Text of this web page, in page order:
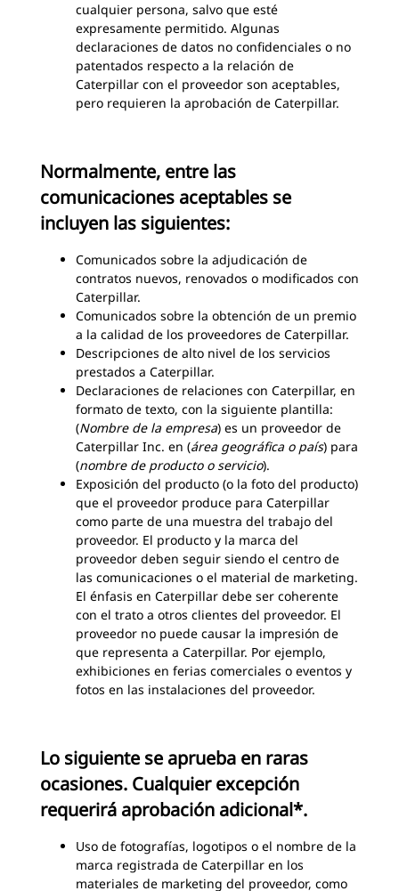
cualquier persona, salvo que esté
expresamente permitido. Algunas
declaraciones de datos no confidenciales o no
patentados respecto a la relación de
Caterpillar con el proveedor son aceptables,
pero requieren la aprobación de Caterpillar.
Normalmente, entre las
comunicaciones aceptables se
incluyen las siguientes:
Comunicados sobre la adjudicación de
contratos nuevos, renovados o modificados con
Caterpillar.
Comunicados sobre la obtención de un premio
a la calidad de los proveedores de Caterpillar.
Descripciones de alto nivel de los servicios
prestados a Caterpillar.
Declaraciones de relaciones con Caterpillar, en
formato de texto, con la siguiente plantilla:
(Nombre de la empresa) es un proveedor de
Caterpillar Inc. en (área geográfica o país) para
(nombre de producto o servicio).
Exposición del producto (o la foto del producto)
que el proveedor produce para Caterpillar
como parte de una muestra del trabajo del
proveedor. El producto y la marca del
proveedor deben seguir siendo el centro de
las comunicaciones o el material de marketing.
El énfasis en Caterpillar debe ser coherente
con el trato a otros clientes del proveedor. El
proveedor no puede causar la impresión de
que representa a Caterpillar. Por ejemplo,
exhibiciones en ferias comerciales o eventos y
fotos en las instalaciones del proveedor.
Lo siguiente se aprueba en raras
ocasiones. Cualquier excepción
requerirá aprobación adicional*.
Uso de fotografías, logotipos o el nombre de la
marca registrada de Caterpillar en los
materiales de marketing del proveedor, como